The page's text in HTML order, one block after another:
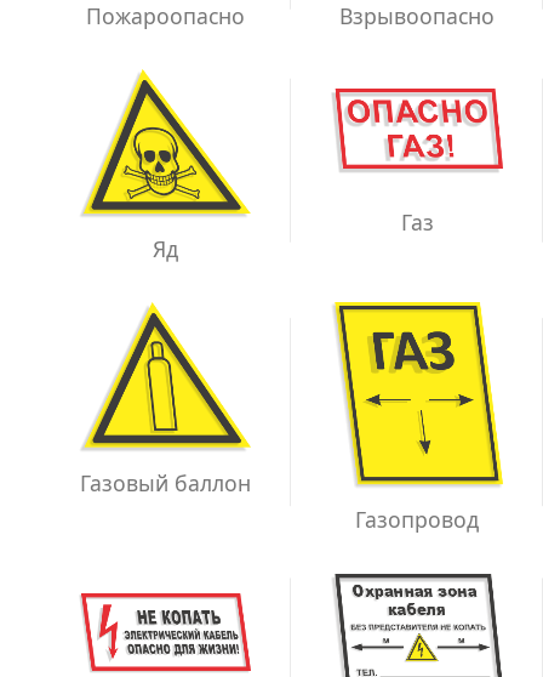
Пожароопасно Взрывоопасно
Яд
Газ
Газовый баллон
Газопровод